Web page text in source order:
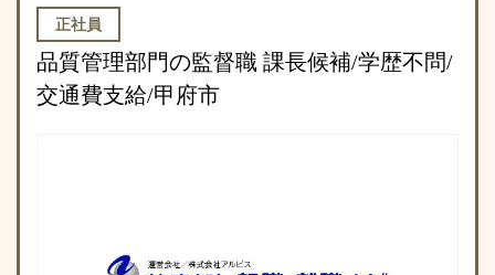
正社員
品質管理部門の監督職 課長候補/学歴不問/
交通費支給/甲府市